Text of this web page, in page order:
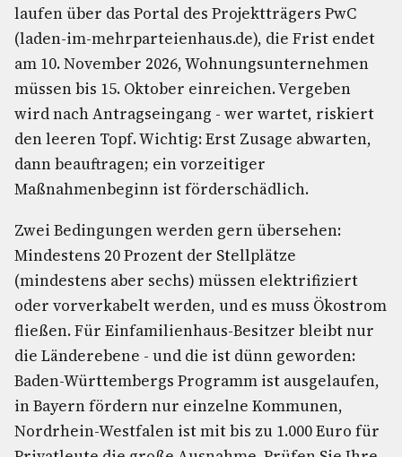
laufen über das Portal des Projektträgers PwC
(laden-im-mehrparteienhaus.de), die Frist endet
am 10. November 2026, Wohnungsunternehmen
müssen bis 15. Oktober einreichen. Vergeben
wird nach Antragseingang - wer wartet, riskiert
den leeren Topf. Wichtig: Erst Zusage abwarten,
dann beauftragen; ein vorzeitiger
Maßnahmenbeginn ist förderschädlich.
Zwei Bedingungen werden gern übersehen:
Mindestens 20 Prozent der Stellplätze
(mindestens aber sechs) müssen elektrifiziert
oder vorverkabelt werden, und es muss Ökostrom
fließen. Für Einfamilienhaus-Besitzer bleibt nur
die Länderebene - und die ist dünn geworden:
Baden-Württembergs Programm ist ausgelaufen,
in Bayern fördern nur einzelne Kommunen,
Nordrhein-Westfalen ist mit bis zu 1.000 Euro für